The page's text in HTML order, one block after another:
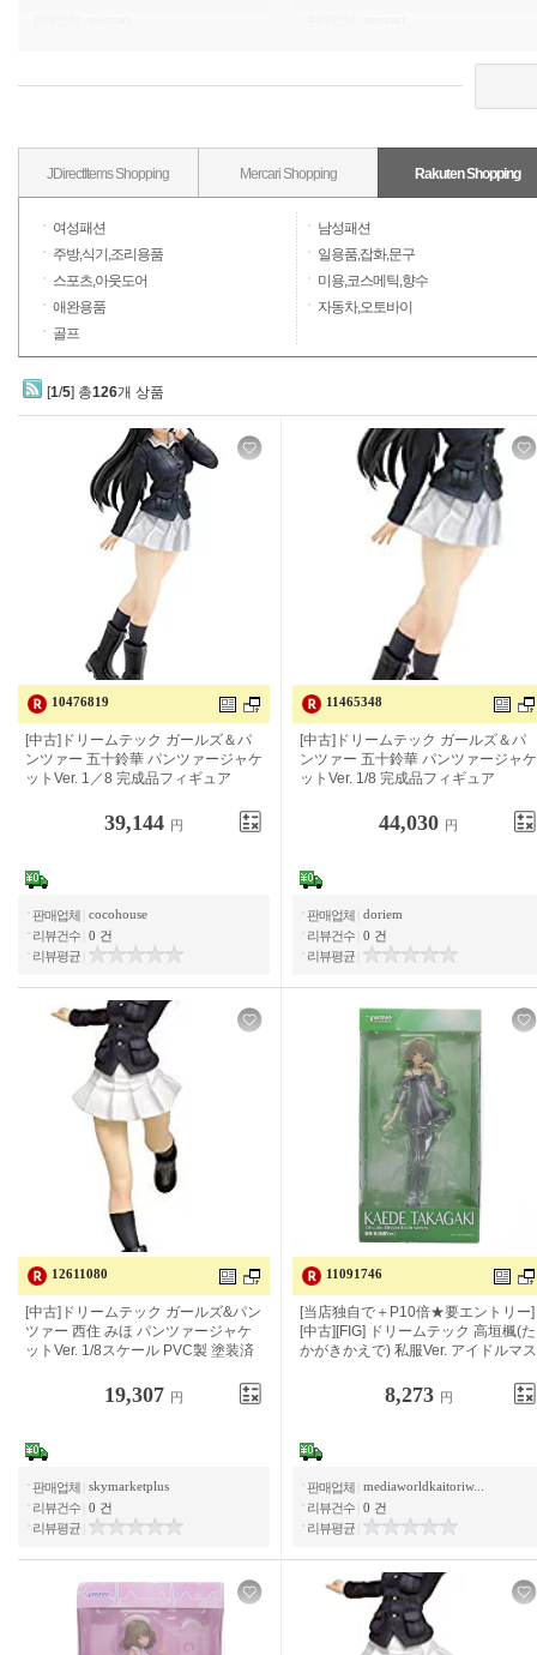
JDirectItems Shopping Mercari Shopping Rakuten Shopping
여성패션
남성패션
주방,식기,조리용품
일용품,잡화,문구
스포츠,아웃도어
미용,코스메틱,향수
애완용품
자동차,오토바이
골프
[1/5] 총126개 상품
10476819
[중고] 드림테크 걸즈 & 팬처 이십 스
즈카 팬처 재킷 Ver. 1/8 완성품 피규
어
39,144 円
판매업체 cocohouse
리뷰건수 0 건
리뷰평균
11465348
[중고] 드림테크 걸즈 & 팬처 50 스즈
카 팬처 재킷 Ver. 1/8 완성품 피규어
44,030 円
판매업체 doriem
리뷰건수 0 건
리뷰평균
12611080
[중고] 드림테크 걸즈&팬처 니시스미
미호 팬처 재킷 Ver. 1/8 스케일 PVC
제 도장 완료 완성품 피규어
19,307 円
판매업체 skymarketplus
리뷰건수 0 건
리뷰평균
11091746
[저희 가게 독자적으로+P10배 ★요
엔트리][중고][FIG] 드림 테크 타카가
키 카에데(타카가 키카에) 사복 Ver.
8,273 円
판매업체 mediaworldkaitoriw...
리뷰건수 0 건
리뷰평균